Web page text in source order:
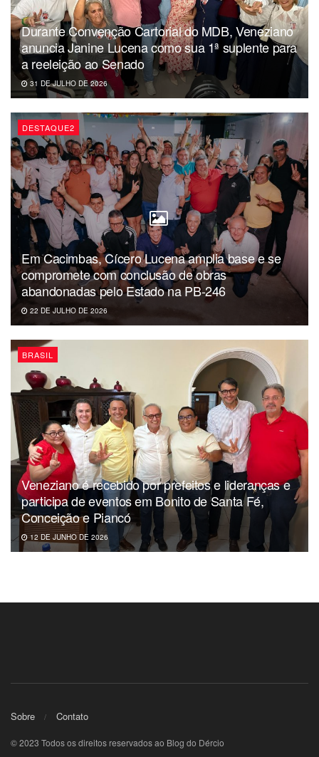
Durante Convenção Cartorial do MDB, Veneziano
anuncia Janine Lucena como sua 1ª suplente para
a reeleição ao Senado
31 DE JULHO DE 2026
DESTAQUE2
Em Cacimbas, Cícero Lucena amplia base e se
compromete com conclusão de obras
abandonadas pelo Estado na PB-246
22 DE JULHO DE 2026
BRASIL
Veneziano é recebido por prefeitos e lideranças e
participa de eventos em Bonito de Santa Fé,
Conceição e Piancó
12 DE JUNHO DE 2026
Sobre Contato
© 2023 Todos os direitos reservados ao Blog do Dércio